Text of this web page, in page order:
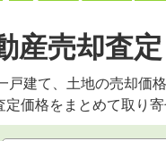
産売却査定
建て、土地の売却価格
定価格をまとめて取り寄